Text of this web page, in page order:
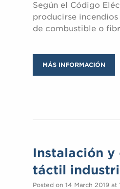
Según el Código
producirse
de combustible o
MÁS INFORMACIÓN
Instalación
táctil
Posted on 14 March 2019 at